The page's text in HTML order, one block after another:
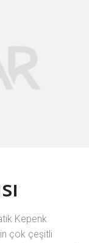
Kepenk
çok çeşitli